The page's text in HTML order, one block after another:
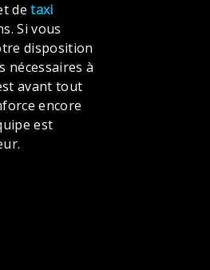
detaxi
Si vous
disposition
nécessaires à
avant tout
encore
est